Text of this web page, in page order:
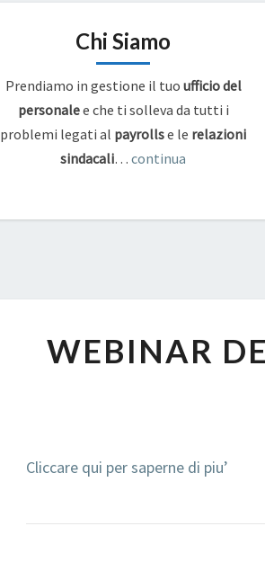
Chi Siamo
Prendiamo in gestione il tuo ufficio del
personalee che ti solleva da tutti i
problemi legati al payrollse le relazioni
sindacali… continua
WEBINAR
Cliccare qui per saperne di piu’